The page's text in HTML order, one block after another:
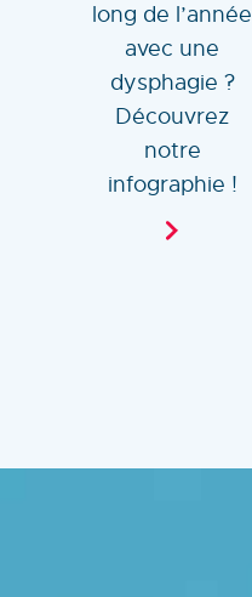
long de l’année
avec une
dysphagie ?
Découvrez
notre
infographie !